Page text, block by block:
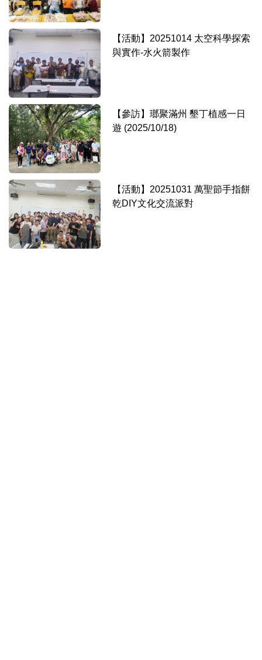
【活動】20251014 太空科學探索
與實作-水火箭製作
【參訪】瑯聚滿州 墾丁植感一日
遊 (2025/10/18)
【活動】20251031 萬聖節手指餅
乾DIY文化交流派對